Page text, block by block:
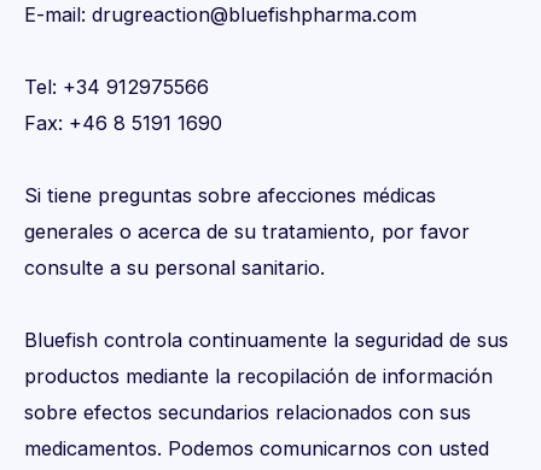
E-mail: drugreaction@bluefishpharma.com
Tel: +34 912975566
Fax: +46 8 5191 1690
Si tiene preguntas sobre afecciones médicas
generales o acerca de su tratamiento, por favor
consulte a su personal sanitario.
Bluefish controla continuamente la seguridad de sus
productos mediante la recopilación de información
sobre efectos secundarios relacionados con sus
medicamentos. Podemos comunicarnos con usted